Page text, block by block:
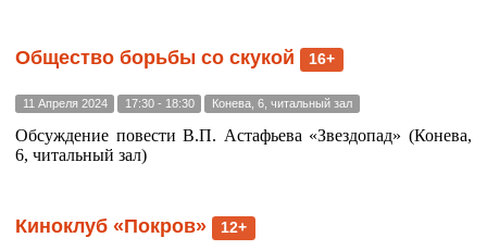
Общество борьбы со скукой 16+
11 Апреля 2024 17:30 - 18:30 Конева, 6, читальный зал
Обсуждение повести В.П. Астафьева «Звездопад» (Конева,
6, читальный зал)
Киноклуб «Покров» 12+